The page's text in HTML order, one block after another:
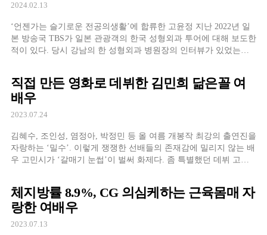
2024.02.13
‘언젠가는 슬기로운 전공의생활’에 합류한 고윤정 지난 2022년 일
본 방송국 TBS가 일본 관광객의 한국 성형외과 투어에 대해 보도한
적이 있다. 당시 강남의 한 성형외과 병원장의 인터뷰가 있었는데...
직접 만든 영화로 데뷔한 김민희 닮은꼴 여
배우
2023.07.24
김혜수, 조인성, 염정아, 박정민 등 올 여름 개봉작 최강의 출연진을
자랑하는 ‘밀수’. 이렇게 쟁쟁한 선배들의 존재감에 밀리지 않는 배
우 고민시가 ‘갈매기 눈썹’이 벌써 화제다. 좀 특별했던 데뷔 고등
체지방률 8.9%, CG 의심케하는 근육몸매 자
랑한 여배우
2023.07.13